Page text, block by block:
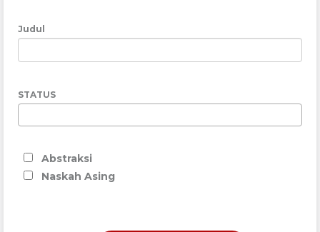
Judul
STATUS
Abstraksi
Naskah Asing